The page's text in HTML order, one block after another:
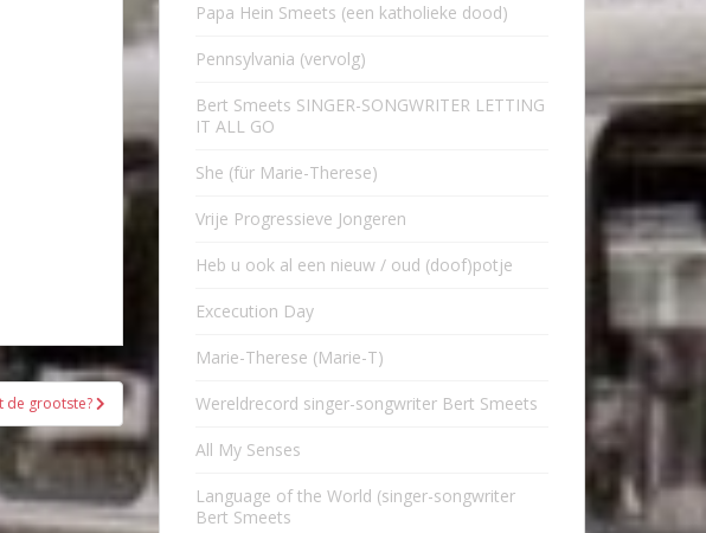
de grootste?
Papa Hein Smeets (een katholieke dood)
Pennsylvania (vervolg)
Bert Smeets SINGER-SONGWRITER LETTING
IT ALL GO
She (für Marie-Therese)
Vrije Progressieve Jongeren
Heb u ook al een nieuw / oud (doof)potje
Excecution Day
Marie-Therese (Marie-T)
Wereldrecord singer-songwriter Bert Smeets
All My Senses
Language of the World (singer-songwriter
Bert Smeets